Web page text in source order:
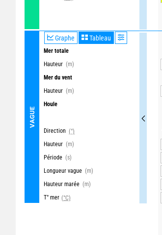
VAGUE
Graphe Tableau
Mer totale
Hauteur (m)
Mer du vent
Hauteur (m)
Houle
Direction (°)
Hauteur (m)
Période (s)
Longueur vague (m)
Hauteur marée (m)
T° mer (°C)